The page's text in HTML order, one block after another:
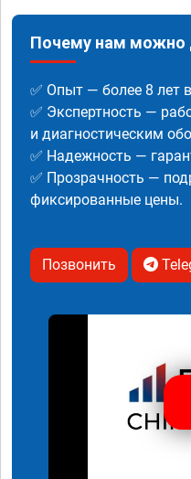
Почему нам можно
✅ Опыт — более 8 лет
✅ Экспертность —
и диагностическим
✅ Надежность —
✅ Прозрачность —
фиксированные цены.
Позвонить